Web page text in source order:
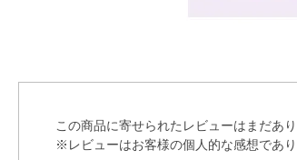
この商品に寄せられたレビューはまだあり
※レビューはお客様の個人的な感想であ